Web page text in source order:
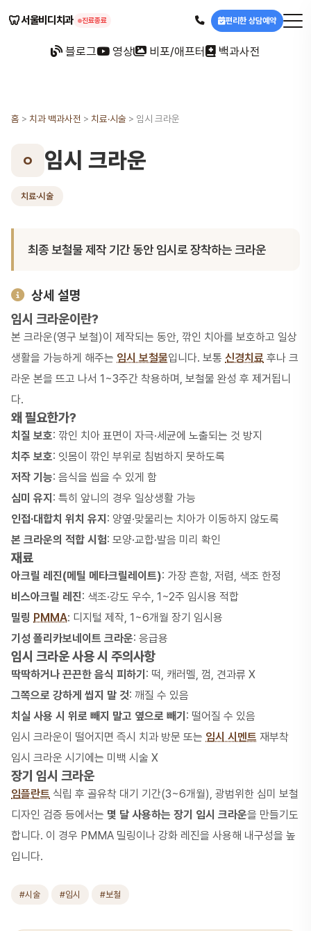
🦷서울비디치과 진료종료 편리한 상담예약
블로그 영상 비포/애프터 백과사전
홈 > 치과 백과사전 > 치료·시술 > 임시 크라운
ㅇ 임시 크라운
치료·시술
최종 보철물 제작 기간 동안 임시로 장착하는 크라운
상세 설명
임시 크라운이란?
본 크라운(영구 보철)이 제작되는 동안, 깎인 치아를 보호하고 일상
생활을 가능하게 해주는 임시 보철물입니다. 보통 신경치료 후나 크
라운 본을 뜨고 나서 1~3주간 착용하며, 보철물 완성 후 제거됩니
다.
왜 필요한가?
치질 보호: 깎인 치아 표면이 자극·세균에 노출되는 것 방지
치주 보호: 잇몸이 깎인 부위로 침범하지 못하도록
저작 기능: 음식을 씹을 수 있게 함
심미 유지 : 특히 앞니의 경우 일상생활 가능
인접·대합치 위치 유지 : 양옆·맞물리는 치아가 이동하지 않도록
본 크라운의 적합 시험: 모양·교합·발음 미리 확인
재료
아크릴 레진(메틸 메타크릴레이트): 가장 흔함, 저렴, 색조 한정
비스아크릴 레진: 색조·강도 우수, 1~2주 임시용 적합
밀링 PMMA: 디지털 제작, 1~6개월 장기 임시용
기성 폴리카보네이트 크라운: 응급용
임시 크라운 사용 시 주의사항
딱딱하거나 끈끈한 음식 피하기 : 떡, 캐러멜, 껌, 견과류 X
그쪽으로 강하게 씹지 말 것: 깨질 수 있음
치실 사용 시 위로 빼지 말고 옆으로 빼기 : 떨어질 수 있음
임시 크라운이 떨어지면 즉시 치과 방문 또는 임시 시멘트 재부착
임시 크라운 시기에는 미백 시술 X
장기 임시 크라운
임플란트 식립 후 골유착 대기 기간(3~6개월), 광범위한 심미 보철
디자인 검증 등에서는 몇 달 사용하는 장기 임시 크라운을 만들기도
합니다. 이 경우 PMMA 밀링이나 강화 레진을 사용해 내구성을 높
입니다.
#시술 #임시 #보철